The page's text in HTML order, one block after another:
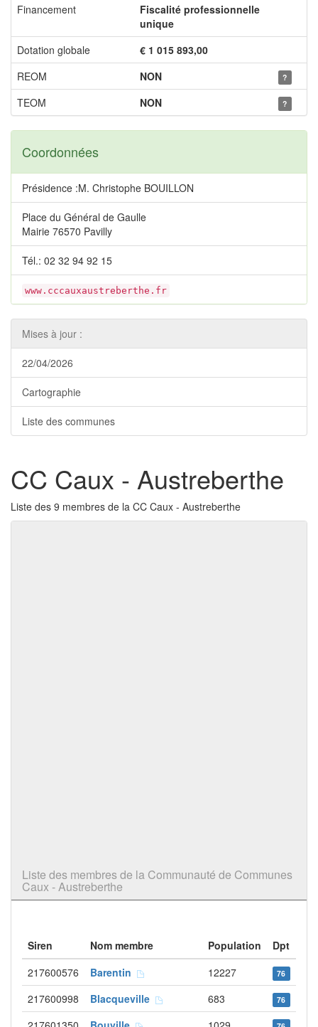
Financement
Fiscalité professionnelle
unique
Dotation globale
€ 1 015 893,00
REOM
NON ?
TEOM NON ?
Coordonnées
Présidence :M. Christophe BOUILLON
Place du Général de Gaulle
Mairie 76570 Pavilly
Tél.: 02 32 94 92 15
www.cccauxaustreberthe.fr
Mises à jour :
22/04/2026
Cartographie
Liste des communes
CC Caux - Austreberthe
Liste des 9 membres de la CC Caux - Austreberthe
Liste des membres de la Communauté de Communes
Caux - Austreberthe
Siren Nom membre Population
Dpt
217600576
Barentin 12227 76
217600998 Blacqueville 683 76